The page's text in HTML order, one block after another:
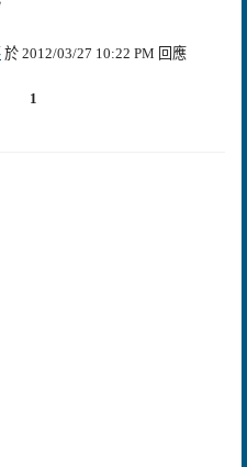
於 2012/03/27 10:22 PM 回應
1